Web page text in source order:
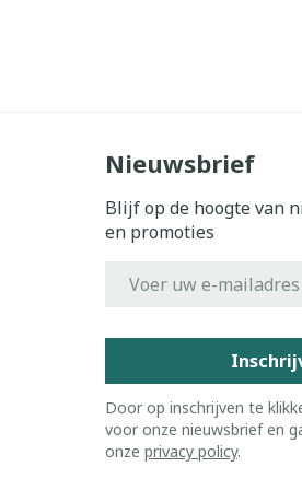
Nieuwsbrief
Blijf op de hoogte van
en promoties
Door op inschrijven te
voor onze nieuwsbrief en
onze privacy policy.